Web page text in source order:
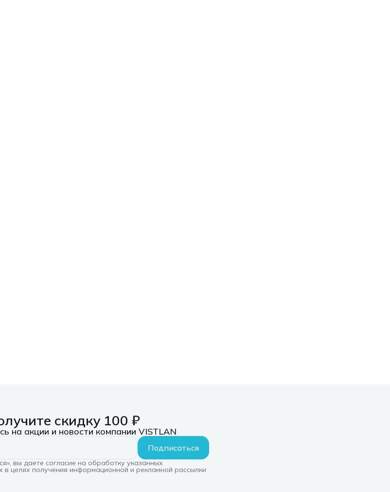
скидку 100 ₽
на акции и новости компании VISTLAN
Подписаться
вы даете согласие на обработку указанных
в целях получения информационной и рекламной рассылки